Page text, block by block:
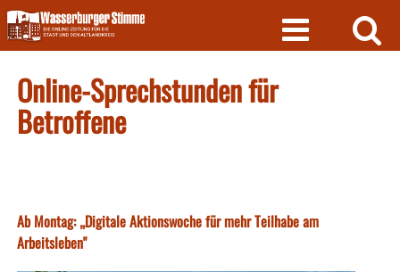
Skip
to
content
Online-Sprechstunden für
Betroffene
Ab Montag: „Digitale Aktionswoche für mehr Teilhabe am
Arbeitsleben"